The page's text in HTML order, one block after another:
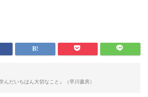
んだいちばん大切なこと』（早川書房）